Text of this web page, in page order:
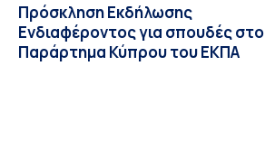
Πρόσκληση Εκδήλωσης
Ενδιαφέροντος για σπουδές στο
Παράρτημα Κύπρου του ΕΚΠΑ